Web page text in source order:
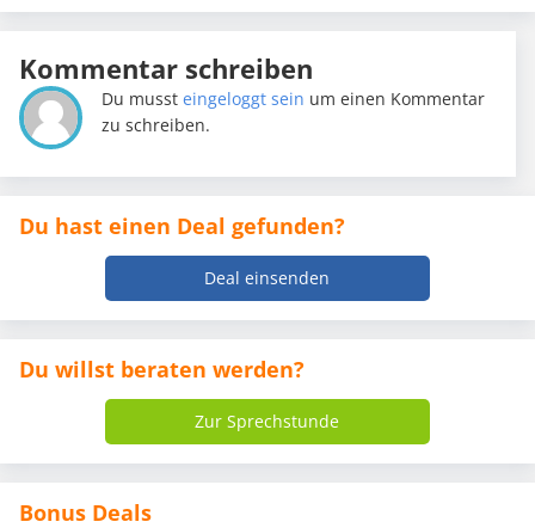
Kommentar schreiben
Du mussteingeloggt sein um einen Kommentar
zu schreiben.
Du hast einen Deal gefunden?
Deal einsenden
Du willst beraten werden?
Zur Sprechstunde
Bonus Deals